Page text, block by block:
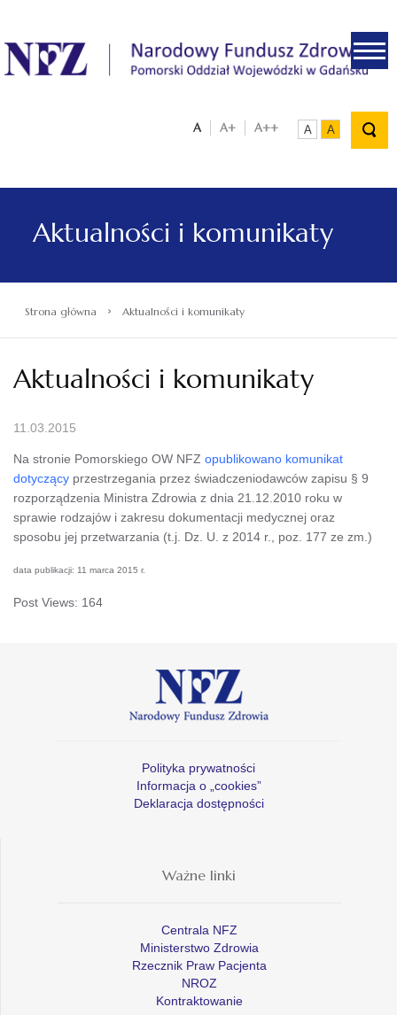
.
A A+ A++ A A
Aktualności i komunikaty
Strona główna › Aktualności i komunikaty
Aktualności i komunikaty
11.03.2015
Na stronie Pomorskiego OW NFZ opublikowano komunikat
dotyczący przestrzegania przez świadczeniodawców zapisu § 9
rozporządzenia Ministra Zdrowia z dnia 21.12.2010 roku w
sprawie rodzajów i zakresu dokumentacji medycznej oraz
sposobu jej przetwarzania (t.j. Dz. U. z 2014 r., poz. 177 ze zm.)
data publikacji: 11 marca 2015 r.
Post Views: 164
Polityka prywatności
Informacja o „cookies”
Deklaracja dostępności
Ważne linki
Centrala NFZ
Ministerstwo Zdrowia
Rzecznik Praw Pacjenta
NROZ
Kontraktowanie